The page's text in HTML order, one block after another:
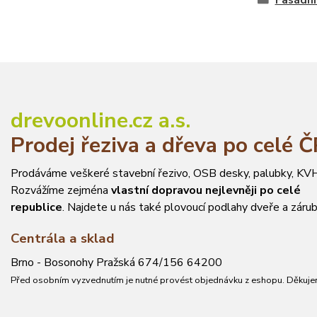
drevoonline.cz a.s.
Prodej řeziva a dřeva po celé
Prodáváme veškeré stavební řezivo, OSB desky, palubky,
Rozvážíme zejména vlastní dopravou nejlevněji po celé
republice. Najdete u nás také plovoucí podlahy dveře a
Centrála a sklad
Brno - Bosonohy Pražská 674/156 64200
Před osobním vyzvednutím je nutné provést objednávku z eshopu.